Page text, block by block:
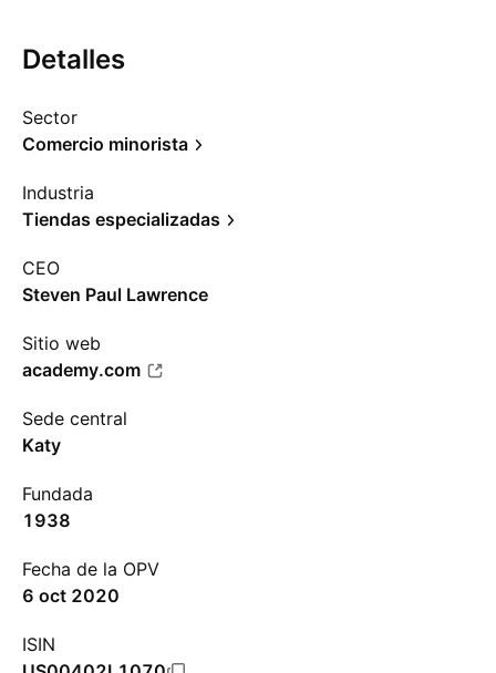
Detalles
Sector
Comercio minorista
Industria
Tiendas especializadas
CEO
Steven Paul Lawrence
Sitio web
academy.com
Sede central
Katy
Fundada
1938
Fecha de la OPV
6 oct 2020
ISIN